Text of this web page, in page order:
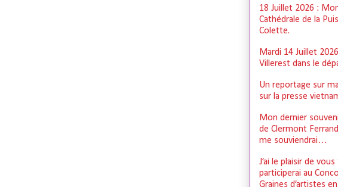
18 Juillet 2026 :
Cathédrale de la
Colette.
Mardi 14 Juillet
Villerest dans le
Un reportage sur
sur la presse
Mon dernier
de Clermont
me souviendrai…
J’ai le plaisir de
participerai au
Graines d’artistes